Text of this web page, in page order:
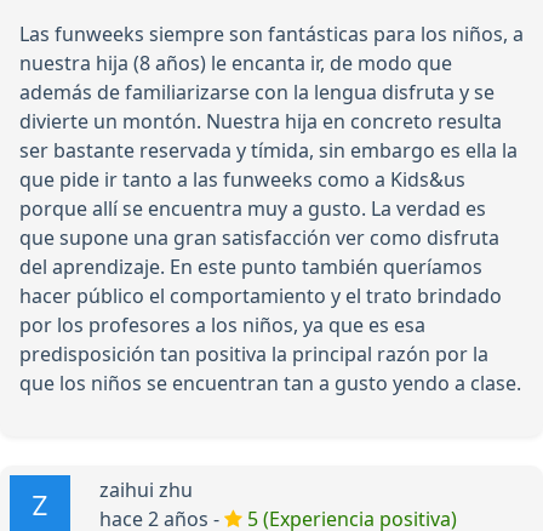
Las funweeks siempre son fantásticas para los niños, a
nuestra hija (8 años) le encanta ir, de modo que
además de familiarizarse con la lengua disfruta y se
divierte un montón. Nuestra hija en concreto resulta
ser bastante reservada y tímida, sin embargo es ella la
que pide ir tanto a las funweeks como a Kids&us
porque allí se encuentra muy a gusto. La verdad es
que supone una gran satisfacción ver como disfruta
del aprendizaje. En este punto también queríamos
hacer público el comportamiento y el trato brindado
por los profesores a los niños, ya que es esa
predisposición tan positiva la principal razón por la
que los niños se encuentran tan a gusto yendo a clase.
zaihui zhu
hace 2 años -
5 (Experiencia positiva)